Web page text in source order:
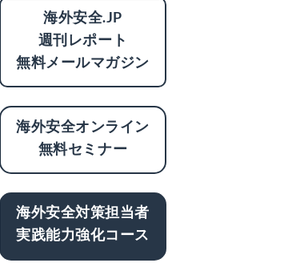
海外安全.JP
週刊レポート
無料メールマガジン
海外安全オンライン
無料セミナー
海外安全対策担当者
実践能力強化コース